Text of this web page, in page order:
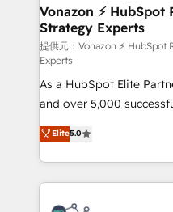
➤ L’intégration de CRM
pour aligner les équipes
support client (data
audit et maintenance) ➤ La création de sites internet
de conversion qui
opportunités d'affaires ➤ La mise en place de
stratégies d'acquisition
inbound, automatisation
emailing) Informations clés : - 10 ans d'expérience -
100+ intégrations CRM
experts conseil - 150
Vonazon ⚡
Strategy Experts
提供元：Vonazon ⚡
Experts
As a HubSpot Elite
and over 5,000
Vonazon turns
measurable, scalable
enterprise-grade
builds scalable
revenue. ⚙️ HubSpot Integration & Optimization •
Elite5.0